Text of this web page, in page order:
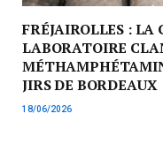
FRÉJAIROLLES : LA
LABORATOIRE
JIRS DE BORDEAUX
18/06/2026